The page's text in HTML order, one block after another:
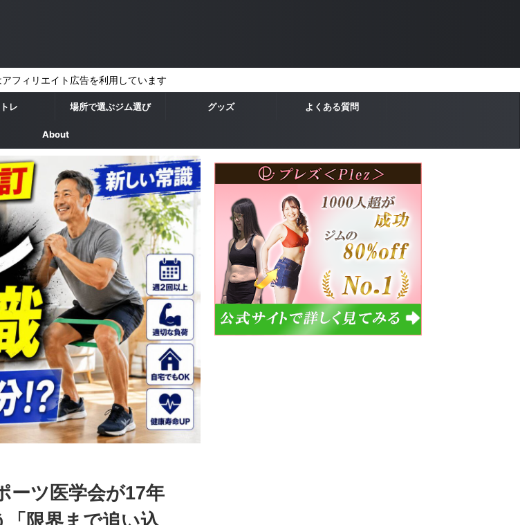
フィリエイト広告を利用しています
レ 場所で選ぶジム選び グッズ よくある質問
About
ーツ医学会が17年